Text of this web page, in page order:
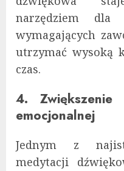
narzędziem dla
wymagających
utrzymać wysoką
czas.
4. Zwiększenie
emocjonalnej
Jednym z
medytacji